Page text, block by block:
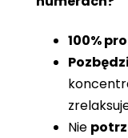
100%
Nie